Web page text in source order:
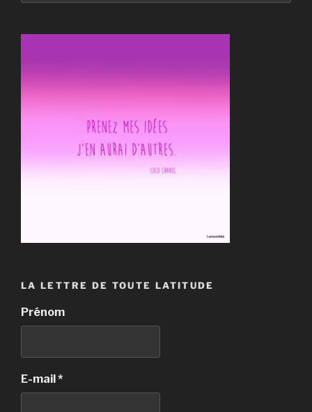
LA LETTRE DE TOUTE LATITUDE
Prénom
E-mail *